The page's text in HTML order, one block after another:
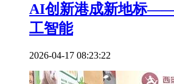
AI创新港成新地标
工智能
2026-04-17 08:23:22